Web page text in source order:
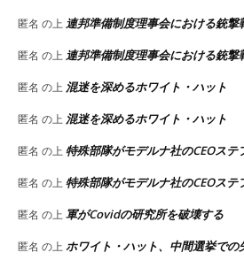
匿名 の上 連邦準備制度理事会における銃撃
匿名 の上 連邦準備制度理事会における銃撃
匿名 の上 混迷を深めるホワイト・ハット
匿名 の上 混迷を深めるホワイト・ハット
匿名 の上 特殊部隊がモデルナ社のCEOス
匿名 の上 特殊部隊がモデルナ社のCEOス
匿名 の上 軍がCovidの研究所を破壊する
匿名 の上 ホワイト・ハット、中間選挙での